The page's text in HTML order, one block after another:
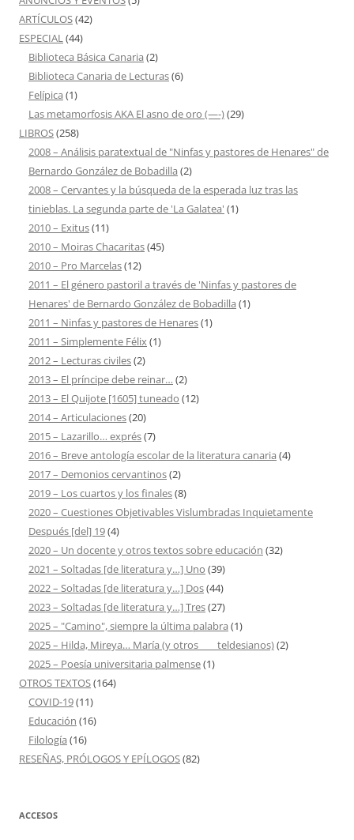
ARTÍCULOS(42)
ESPECIAL(44)
Biblioteca Básica Canaria (2)
Biblioteca Canaria de Lecturas(6)
Felípica (1)
Las metamorfosis AKA El asno de oro (—-)(29)
LIBROS(258)
2008 – Análisis paratextual de "Ninfas y pastores de Henares" de
Bernardo González de Bobadilla (2)
2008 – Cervantes y la búsqueda de la esperada luz tras las
tinieblas. La segunda parte de 'La Galatea' (1)
2010 – Exitus(11)
2010 – Moiras Chacaritas(45)
2010 – Pro Marcelas(12)
2011 – El género pastoril a través de 'Ninfas y pastores de
Henares' de Bernardo González de Bobadilla (1)
2011 – Ninfas y pastores de Henares(1)
2011 – Simplemente Félix(1)
2012 – Lecturas civiles(2)
2013 – El príncipe debe reinar… (2)
2013 – El Quijote [1605] tuneado (12)
2014 – Articulaciones(20)
2015 – Lazarillo… exprés(7)
2016 – Breve antología escolar de la literatura canaria (4)
2017 – Demonios cervantinos(2)
2019 – Los cuartos y los finales(8)
2020 – Cuestiones Objetivables Vislumbradas Inquietamente
Después [del] 19(4)
2020 – Un docente y otros textos sobre educación (32)
2021 – Soltadas [de literatura y…] Uno (39)
2022 – Soltadas [de literatura y…] Dos(44)
2023 – Soltadas [de literatura y…] Tres(27)
2025 – "Camino", siempre la última palabra (1)
2025 – Hilda, Mireya… María (y otros ___ teldesianos)(2)
2025 – Poesía universitaria palmense(1)
OTROS TEXTOS(164)
COVID-19(11)
Educación (16)
Filología (16)
RESEÑAS, PRÓLOGOS Y EPÍLOGOS(82)
ACCESOS